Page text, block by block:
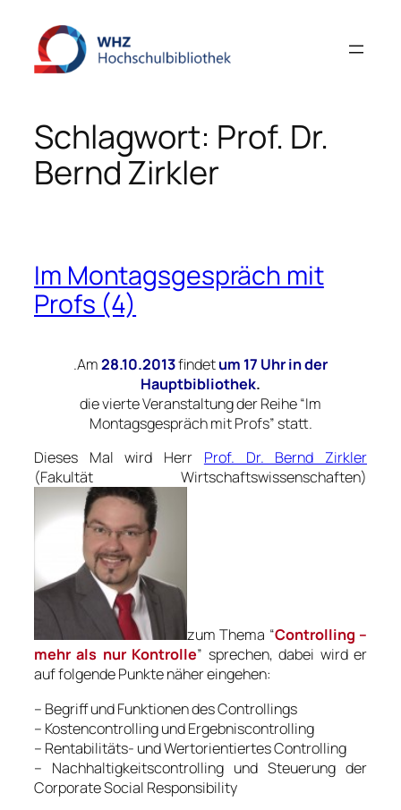
Inhalt
springen
Schlagwort: Prof. Dr.
Bernd Zirkler
Im Montagsgespräch mit
Profs (4)
.Am28.10.2013findetum 17 Uhr in der
Hauptbibliothek.
die vierte Veranstaltung der Reihe “Im
Montagsgespräch mit Profs” statt.
Dieses Mal wird Herr Prof. Dr. Bernd Zirkler
(Fakultät Wirtschaftswissenschaften)
zum Thema “Controlling –
mehr als nur Kontrolle” sprechen, dabei wird er
auf folgende Punkte näher eingehen:
– Begriff und Funktionen des Controllings
– Kostencontrolling und Ergebniscontrolling
– Rentabilitäts- und Wertorientiertes Controlling
– Nachhaltigkeitscontrolling und Steuerung der
Corporate Social Responsibility